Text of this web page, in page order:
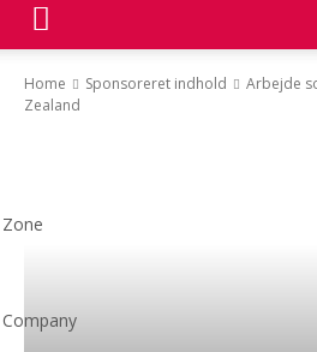
Zone
Company
Home Sponsoreret indhold
Arbejde
Zealand